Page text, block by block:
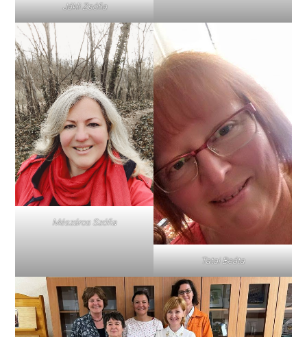
Jákli Zsófia
Mészáros Szófia
Tatai Beáta